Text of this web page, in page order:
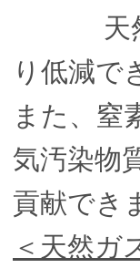
天
り低減で
また、窒
気汚染物
貢献でき
＜天然ガ